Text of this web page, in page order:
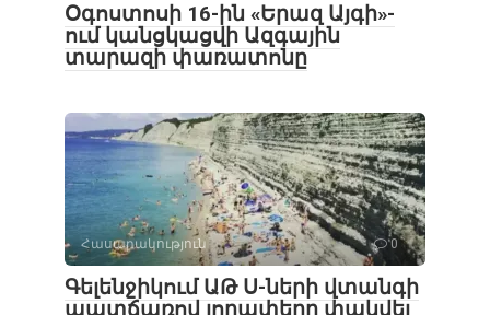
Օգոստոսի 16-ին «Երազ Այգի»-
ում կանցկացվի Ազգային
տարազի փառատոնը
Հասարակություն 0
Գելենջիկում ԱԹ Ս-ների վտանգի
պատճառով լողափերը փակվել